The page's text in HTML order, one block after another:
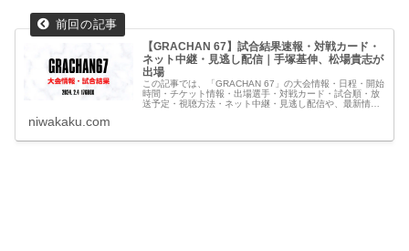
【GRACHAN 67】試合結果速報・対戦カード・
ネット中継・見逃し配信｜手塚基伸、松場貴志が
出場
この記事では、「GRACHAN 67」の大会情報・日程・開始
時間・チケット情報・出場選手・対戦カード・試合順・放
送予定・視聴方法・ネット中継・見逃し配信や、最新情
niwakaku.com